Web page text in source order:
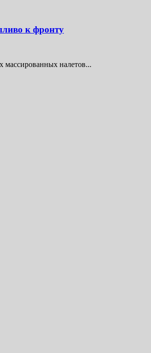
к фронту
массированных налетов...